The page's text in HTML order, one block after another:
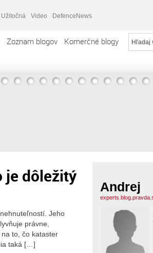
Užitočná Video DefenceNews
Zoznam blogov Komerčné blogy
je dôležitý
Jeho
právne,
to, čo kataster
taká […]
Andrej